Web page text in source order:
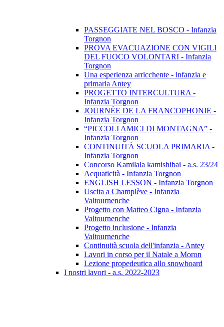
PASSEGGIATE NEL BOSCO - Infanzia
Torgnon
PROVA EVACUAZIONE CON VIGILI
DEL FUOCO VOLONTARI - Infanzia
Torgnon
Una esperienza arricchente - infanzia e
primaria Antey
PROGETTO INTERCULTURA -
Infanzia Torgnon
JOURNÉE DE LA FRANCOPHONIE -
Infanzia Torgnon
“PICCOLI AMICI DI MONTAGNA” -
Infanzia Torgnon
CONTINUITÀ SCUOLA PRIMARIA -
Infanzia Torgnon
Concorso Kamilala kamishibai - a.s. 23/24
Acquaticità - Infanzia Torgnon
ENGLISH LESSON - Infanzia Torgnon
Uscita a Champlève - Infanzia
Valtournenche
Progetto con Matteo Cigna - Infanzia
Valtournenche
Progetto inclusione - Infanzia
Valtournenche
Continuità scuola dell'infanzia - Antey
Lavori in corso per il Natale a Moron
Lezione propedeutica allo snowboard
I nostri lavori - a.s. 2022-2023